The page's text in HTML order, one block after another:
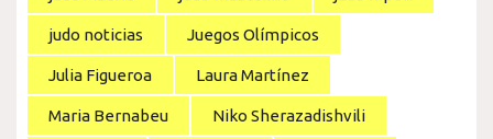
judo noticias Juegos Olímpicos
Julia Figueroa Laura Martínez
Maria Bernabeu Niko Sherazadishvili